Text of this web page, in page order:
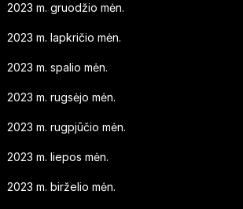
2023 m. gruodžio mėn.
2023 m. lapkričio mėn.
2023 m. spalio mėn.
2023 m. rugsėjo mėn.
2023 m. rugpjūčio mėn.
2023 m. liepos mėn.
2023 m. birželio mėn.